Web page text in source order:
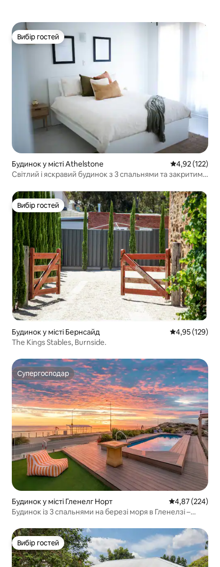
Вибір гостей
Вибір гостей
Будинок у місті Athelstone Середня
4,92 (122)
Світлий і яскравий будинок з 3 спальнями та закритим
Вибір гостей
Вибір гостей
Будинок у місті Бернсайд Середня
4,95 (129)
The Kings Stables, Burnside.
Супергосподар
Супергосподар
Будинок у місті Гленелг Норт Середня
4,87 (224)
Будинок із 3 спальнями на березі моря в Гленелзі –
Вибір гостей
Вибір гостей